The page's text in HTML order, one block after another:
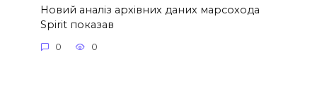
Новий аналіз архівних даних марсохода
Spirit показав
0 0